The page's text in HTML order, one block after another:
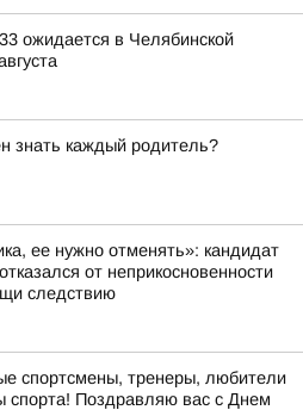
ожидается в Челябинской
знать каждый родитель?
ее нужно отменять»: кандидат
от неприкосновенности
следствию
спортсмены, тренеры, любители
спорта! Поздравляю вас с Днем